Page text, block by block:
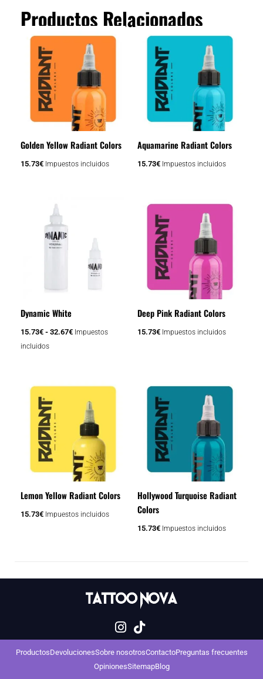
Productos Relacionados
Golden Yellow Radiant Colors
15.73€ Impuestos incluidos
Aquamarine Radiant Colors
15.73€ Impuestos incluidos
Dynamic White
15.73€ - 32.67€
15.73€
hasta
32.67€
Impuestos
incluidos
producto
tiene
múltiples
pueden
elegir
de
producto
Deep Pink Radiant Colors
15.73€ Impuestos incluidos
Lemon Yellow Radiant Colors
15.73€ Impuestos incluidos
Hollywood Turquoise Radiant
Colors
15.73€ Impuestos incluidos
ProductosDevolucionesSobre nosotrosContactoPreguntas frecuentes
OpinionesSitemapBlog